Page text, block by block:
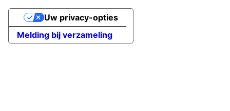
Melding bij verzameling
Uw privacy-opties